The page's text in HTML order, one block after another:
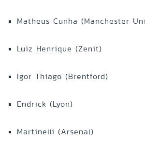
Matheus Cunha (Manchester
Luiz Henrique (Zenit)
Igor Thiago (Brentford)
Endrick (Lyon)
Martinelli (Arsenal)